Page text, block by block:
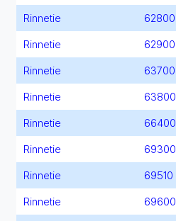
Rinnetie 62800
Rinnetie 62900
Rinnetie 63700
Rinnetie 63800
Rinnetie 66400
Rinnetie 69300
Rinnetie 69510
Rinnetie 69600